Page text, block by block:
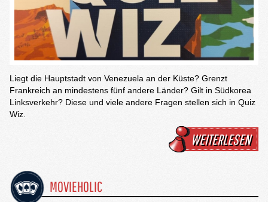
Liegt die Hauptstadt von Venezuela an der Küste? Grenzt
Frankreich an mindestens fünf andere Länder? Gilt in Südkorea
Linksverkehr? Diese und viele andere Fragen stellen sich in Quiz
Wiz.
WEITERLESEN
MOVIEHOLIC